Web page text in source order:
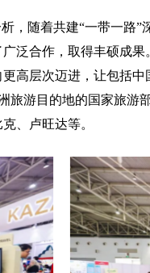
随着共建“一带一路”
泛合作，取得丰硕成
高层次迈进，让包括
旅游目的地的国家旅
、卢旺达等。